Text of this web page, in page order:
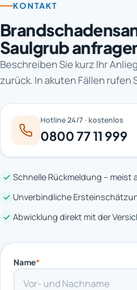
KONTAKT
Saulgrub
Beschreiben Sie kurz Ihr
zurück. In akuten Fällen rufen
Hotline 24/7 · kostenlos
0800 77 11 999
Schnelle Rückmeldung – meist
Unverbindliche
Abwicklung direkt mit der
Name*